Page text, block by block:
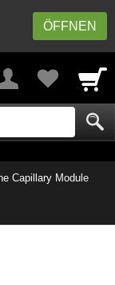
ÖFFNEN
Capillary Module